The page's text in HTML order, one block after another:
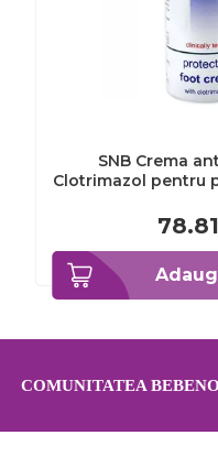
SNB Crema
Clotrimazol pentru
78.81
COMUNITATEA